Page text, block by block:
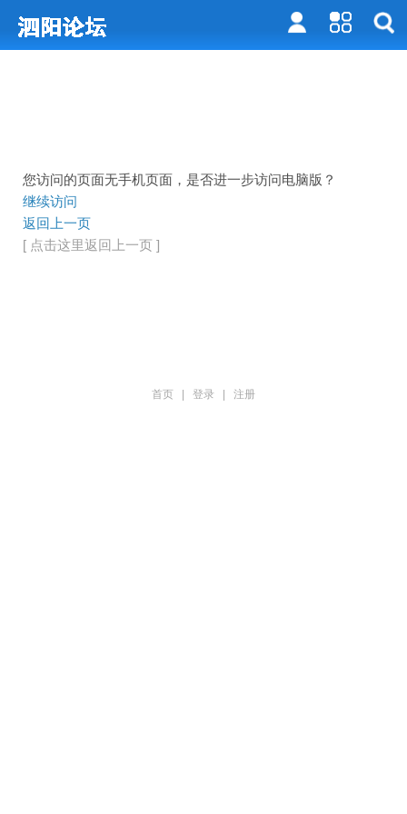
您访问的页面无手机页面，是否进一步访问电脑版？
继续访问
返回上一页
[ 点击这里返回上一页 ]
首页 登录 注册